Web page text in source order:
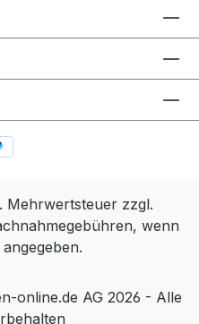
Mehrwertsteuer zzgl.
wenn
online.de AG 2026 - Alle